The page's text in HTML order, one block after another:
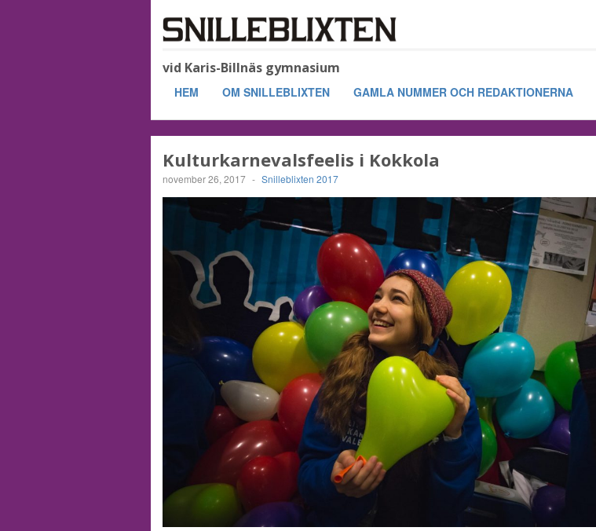
vid Karis-Billnäs gymnasium
HEM OM SNILLEBLIXTEN GAMLA NUMMER OCH REDAKTIONERNA
Kulturkarnevalsfeelis i Kokkola
november 26, 2017 - Snilleblixten 2017